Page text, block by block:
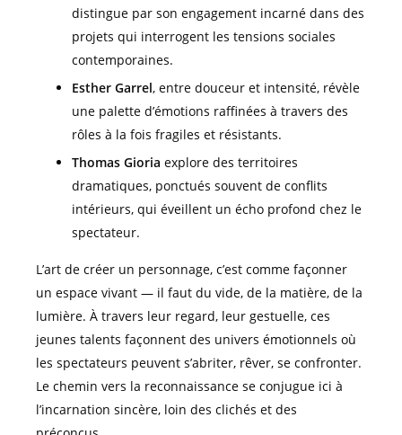
distingue par son engagement incarné dans des
projets qui interrogent les tensions sociales
contemporaines.
Esther Garrel, entre douceur et intensité, révèle
une palette d’émotions raffinées à travers des
rôles à la fois fragiles et résistants.
Thomas Gioria explore des territoires
dramatiques, ponctués souvent de conflits
intérieurs, qui éveillent un écho profond chez le
spectateur.
L’art de créer un personnage, c’est comme façonner
un espace vivant — il faut du vide, de la matière, de la
lumière. À travers leur regard, leur gestuelle, ces
jeunes talents façonnent des univers émotionnels où
les spectateurs peuvent s’abriter, rêver, se confronter.
Le chemin vers la reconnaissance se conjugue ici à
l’incarnation sincère, loin des clichés et des